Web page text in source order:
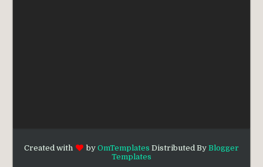
Created with by OmTemplates Distributed By Blogger
Templates